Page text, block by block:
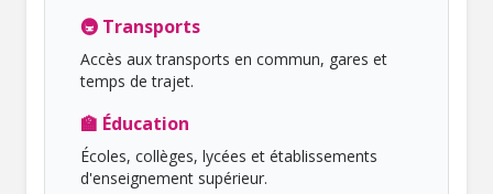
🚇 Transports
Accès aux transports en commun, gares et
temps de trajet.
🏫 Éducation
Écoles, collèges, lycées et établissements
d'enseignement supérieur.